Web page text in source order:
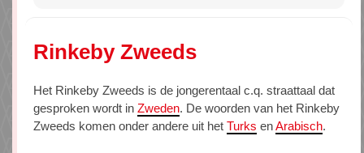
Rinkeby Zweeds
Het Rinkeby Zweeds is de jongerentaal c.q. straattaal dat
gesproken wordt in Zweden. De woorden van het Rinkeby
Zweeds komen onder andere uit het Turks enArabisch.